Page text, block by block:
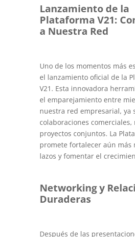
Lanzamiento de la
Plataforma V21:
a Nuestra Red
Uno de los momentos más
el lanzamiento oficial de la
V21. Esta innovadora
el emparejamiento entre
nuestra red empresarial, ya
colaboraciones comerciales,
proyectos conjuntos. La
promete fortalecer aún más
lazos y fomentar el
Networking y
Duraderas
Después de las